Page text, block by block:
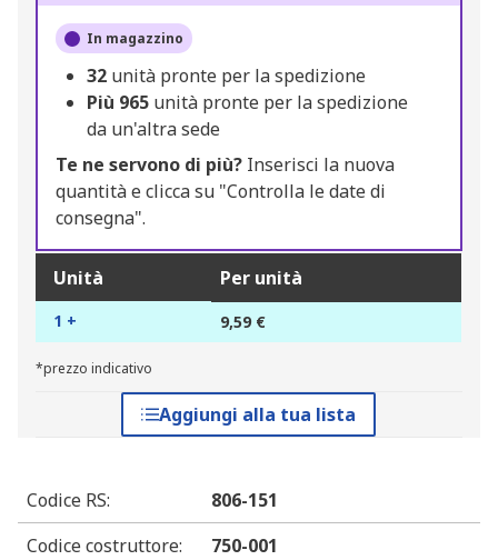
In magazzino
32 unità pronte per la spedizione
Più 965 unità pronte per la spedizione
da un'altra sede
Te ne servono di più? Inserisci la nuova
quantità e clicca su "Controlla le date di
consegna".
Unità Per unità
1 + 9,59 €
*prezzo indicativo
Aggiungi alla tua lista
Codice RS:
806-151
Codice costruttore:
750-001